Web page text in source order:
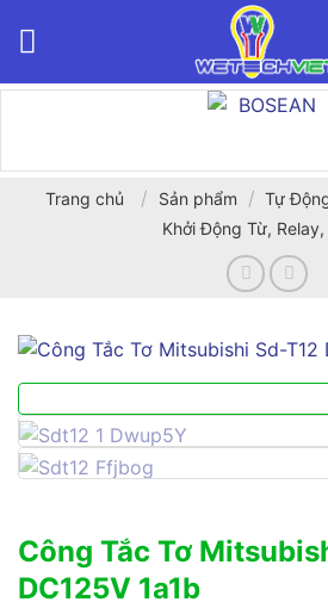
Trang chủ / Sản phẩm / Tự
Khởi Động Từ, Relay,
Công Tắc Tơ
DC125V 1a1b